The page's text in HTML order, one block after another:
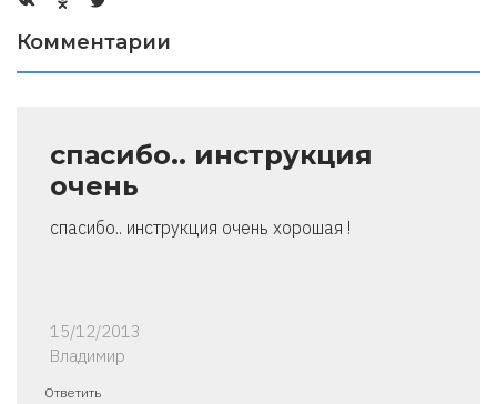
Комментарии
спасибо.. инструкция
очень
спасибо.. инструкция очень хорошая !
15/12/2013
Владимир
Ответить